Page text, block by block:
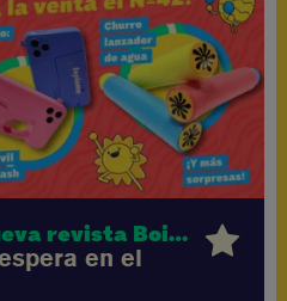
¡Ya está aquí la nueva revista Boing!
en el